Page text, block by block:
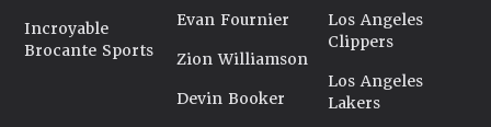
Incroyable
Brocante Sports
Evan Fournier
Zion Williamson
Devin Booker
Los Angeles
Clippers
Los Angeles
Lakers